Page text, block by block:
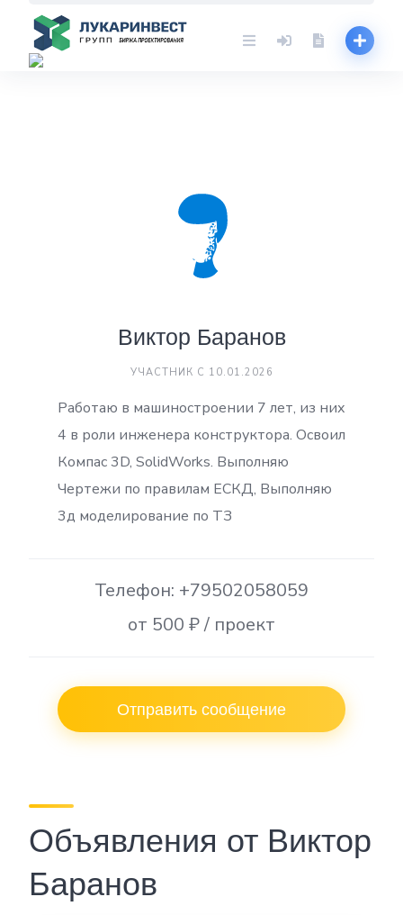
content
Виктор Баранов
УЧАСТНИК С 10.01.2026
Работаю в машиностроении 7 лет, из них
4 в роли инженера конструктора. Освоил
Компас 3D, SolidWorks. Выполняю
Чертежи по правилам ЕСКД, Выполняю
3д моделирование по ТЗ
Телефон: +79502058059
от 500 ₽ / проект
Отправить сообщение
Объявления от Виктор
Баранов